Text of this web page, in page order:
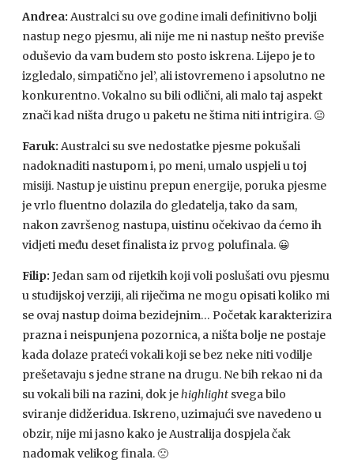
Andrea: Australci su ove godine imali definitivno bolji
nastup nego pjesmu, ali nije me ni nastup nešto previše
oduševio da vam budem sto posto iskrena. Lijepo je to
izgledalo, simpatično jel’, ali istovremeno i apsolutno ne
konkurentno. Vokalno su bili odlični, ali malo taj aspekt
znači kad ništa drugo u paketu ne štima niti intrigira. 😐
Faruk: Australci su sve nedostatke pjesme pokušali
nadoknaditi nastupom i, po meni, umalo uspjeli u toj
misiji. Nastup je uistinu prepun energije, poruka pjesme
je vrlo fluentno dolazila do gledatelja, tako da sam,
nakon završenog nastupa, uistinu očekivao da ćemo ih
vidjeti među deset finalista iz prvog polufinala. 😀
Filip: Jedan sam od rijetkih koji voli poslušati ovu pjesmu
u studijskoj verziji, ali riječima ne mogu opisati koliko mi
se ovaj nastup doima bezidejnim… Početak karakterizira
prazna i neispunjena pozornica, a ništa bolje ne postaje
kada dolaze prateći vokali koji se bez neke niti vodilje
prešetavaju s jedne strane na drugu. Ne bih rekao ni da
su vokali bili na razini, dok jehighlight svega bilo
sviranje didžeridua. Iskreno, uzimajući sve navedeno u
obzir, nije mi jasno kako je Australija dospjela čak
nadomak velikog finala.🙁